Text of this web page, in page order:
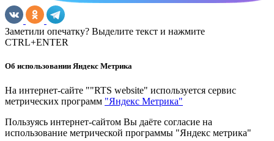
Заметили опечатку? Выделите текст и нажмите
CTRL+ENTER
Об использовании Яндекс Метрика
На интернет-сайте ""RTS website" используется сервис
метрических программ "Яндекс Метрика"
Пользуясь интернет-сайтом Вы даёте согласие на
использование метрической программы "Яндекс метрика"